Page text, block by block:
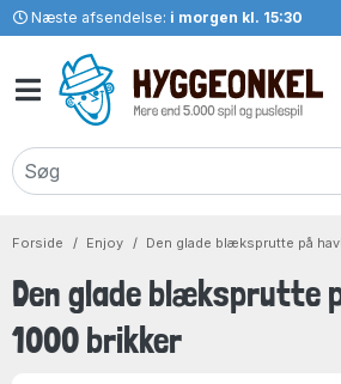
Næste afsendelse: i morgen kl. 15:30
Forside Enjoy Den glade blæksprutte på
Den glade blæksprutte
1000 brikker